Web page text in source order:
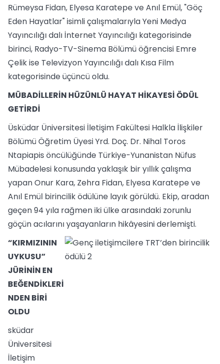
Rümeysa Fidan, Elyesa Karatepe ve Anıl Emül, "Göç
Eden Hayatlar" isimli çalışmalarıyla Yeni Medya
Yayıncılığı dalı İnternet Yayıncılığı kategorisinde
birinci, Radyo-TV-Sinema Bölümü öğrencisi Emre
Çelik ise Televizyon Yayıncılığı dalı Kısa Film
kategorisinde üçüncü oldu.
MÜBADİLLERİN HÜZÜNLÜ HAYAT HİKAYESİ ÖDÜL
GETİRDİ
Üsküdar Üniversitesi İletişim Fakültesi Halkla İlişkiler
Bölümü Öğretim Üyesi Yrd. Doç. Dr. Nihal Toros
Ntapiapis öncülüğünde Türkiye-Yunanistan Nüfus
Mübadelesi konusunda yaklaşık bir yıllık çalışma
yapan Onur Kara, Zehra Fidan, Elyesa Karatepe ve
Anıl Emül birincilik ödülüne layık görüldü. Ekip, aradan
geçen 94 yıla rağmen iki ülke arasındaki zorunlu
göçün acılarını yaşayanların hikâyesini derlemişti.
“KIRMIZININ
UYKUSU”
JÜRİNİN EN
BEĞENDİKLERİ
NDEN BİRİ
OLDU
sküdar
Üniversitesi
İletişim